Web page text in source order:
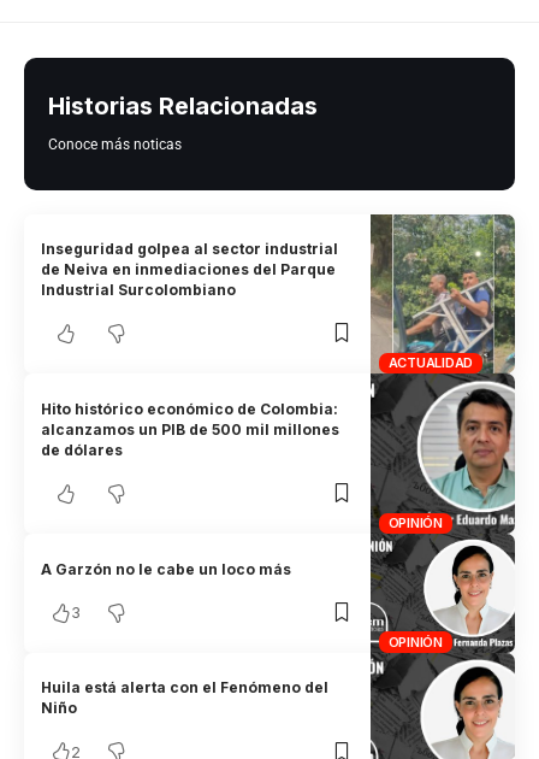
Historias Relacionadas
Conoce más noticas
ACTUALIDAD
Inseguridad golpea al sector industrial
de Neiva en inmediaciones del Parque
Industrial Surcolombiano
OPINIÓN
Hito histórico económico de Colombia:
alcanzamos un PIB de 500 mil millones
de dólares
OPINIÓN
A Garzón no le cabe un loco más
3
Huila está alerta con el Fenómeno del
Niño
2